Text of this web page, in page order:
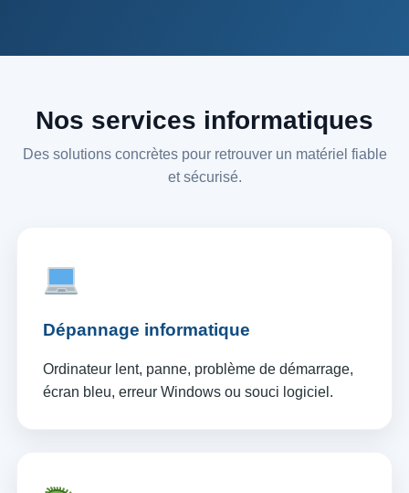
Nos services informatiques
Des solutions concrètes pour retrouver un matériel fiable
et sécurisé.
Dépannage informatique
Ordinateur lent, panne, problème de démarrage,
écran bleu, erreur Windows ou souci logiciel.